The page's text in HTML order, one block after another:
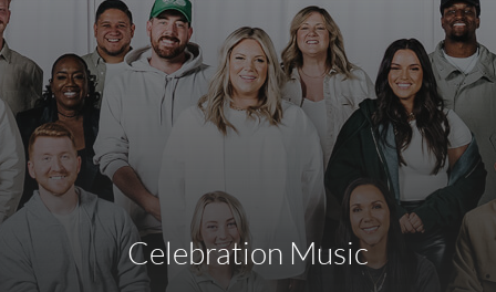
Celebration Music